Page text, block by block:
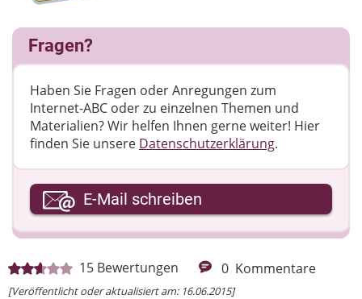
15 Bewertungen 0 Kommentare
[Veröffentlicht oder aktualisiert am: 16.06.2015]
Fragen?
Haben Sie Fragen oder Anregungen zum
Internet-ABC oder zu einzelnen Themen und
Materialien? Wir helfen Ihnen gerne weiter! ​Hier
finden Sie unsere Datenschutzerklärung.
Ihre E-Mail-Adresse
Ihre Nachricht
E-Mail schreiben